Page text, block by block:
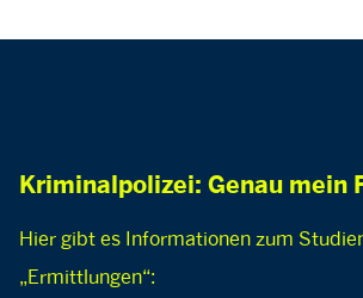
Kriminalpolizei: Genau mein
Hier gibt es Informationen zum
„Ermittlungen“: